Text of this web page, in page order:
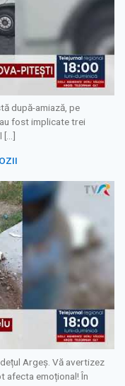
după-amiază, pe
fost implicate trei
[…]
Argeș. Vă avertizez
afecta emoțional! În